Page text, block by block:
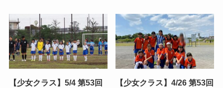
【少女クラス】5/4 第53回
【少女クラス】4/26 第53回